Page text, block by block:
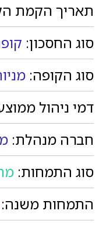
תאריך הקמת
סוג החסכון:
סוג הקופה:
דמי ניהול
חברה מנהלת:
סוג התמחות:
התמחות משנה: